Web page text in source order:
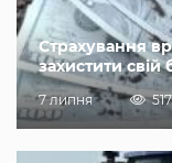
Страхування
захистити свій
7 липня 517